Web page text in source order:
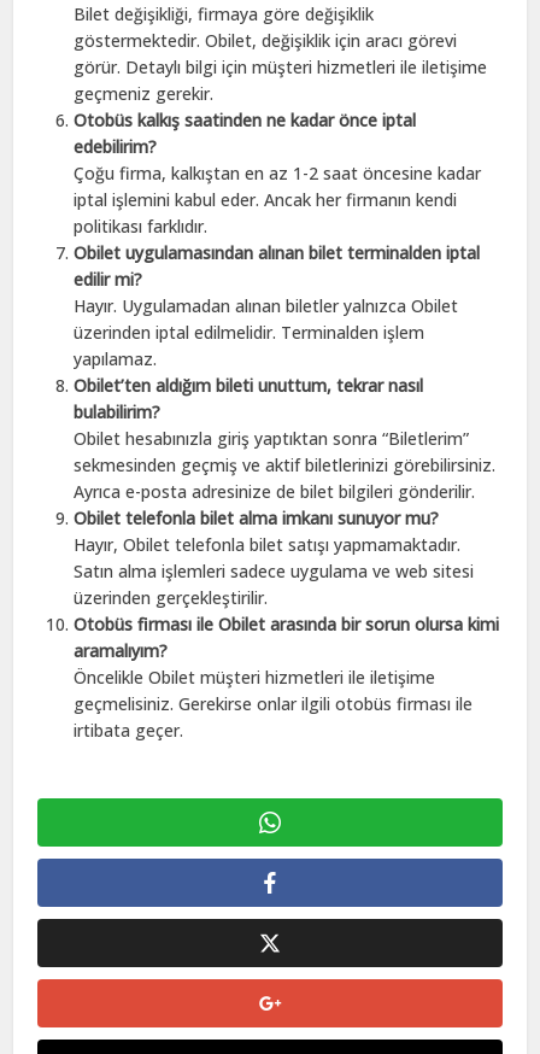
Bilet değişikliği, firmaya göre değişiklik
göstermektedir. Obilet, değişiklik için aracı görevi
görür. Detaylı bilgi için müşteri hizmetleri ile iletişime
geçmeniz gerekir.
Otobüs kalkış saatinden ne kadar önce iptal
edebilirim?
Çoğu firma, kalkıştan en az 1-2 saat öncesine kadar
iptal işlemini kabul eder. Ancak her firmanın kendi
politikası farklıdır.
Obilet uygulamasından alınan bilet terminalden iptal
edilir mi?
Hayır. Uygulamadan alınan biletler yalnızca Obilet
üzerinden iptal edilmelidir. Terminalden işlem
yapılamaz.
Obilet’ten aldığım bileti unuttum, tekrar nasıl
bulabilirim?
Obilet hesabınızla giriş yaptıktan sonra “Biletlerim”
sekmesinden geçmiş ve aktif biletlerinizi görebilirsiniz.
Ayrıca e-posta adresinize de bilet bilgileri gönderilir.
Obilet telefonla bilet alma imkanı sunuyor mu?
Hayır, Obilet telefonla bilet satışı yapmamaktadır.
Satın alma işlemleri sadece uygulama ve web sitesi
üzerinden gerçekleştirilir.
Otobüs firması ile Obilet arasında bir sorun olursa kimi
aramalıyım?
Öncelikle Obilet müşteri hizmetleri ile iletişime
geçmelisiniz. Gerekirse onlar ilgili otobüs firması ile
irtibata geçer.